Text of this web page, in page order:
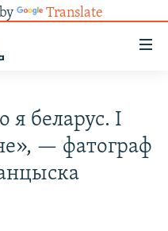
Translate
беларус. І
— фатограф